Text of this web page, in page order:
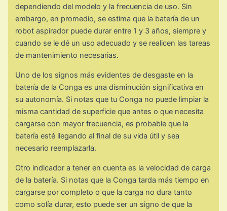
dependiendo del modelo y la frecuencia de uso. Sin
embargo, en promedio, se estima que la batería de un
robot aspirador puede durar entre 1 y 3 años, siempre y
cuando se le dé un uso adecuado y se realicen las tareas
de mantenimiento necesarias.
Uno de los signos más evidentes de desgaste en la
batería de la Conga es una disminución significativa en
su autonomía. Si notas que tu Conga no puede limpiar la
misma cantidad de superficie que antes o que necesita
cargarse con mayor frecuencia, es probable que la
batería esté llegando al final de su vida útil y sea
necesario reemplazarla.
Otro indicador a tener en cuenta es la velocidad de carga
de la batería. Si notas que la Conga tarda más tiempo en
cargarse por completo o que la carga no dura tanto
como solía durar, esto puede ser un signo de que la